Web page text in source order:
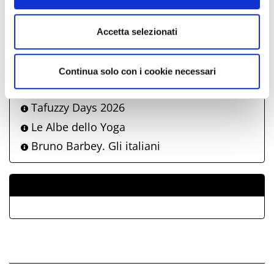
Accetta selezionati
Continua solo con i cookie necessari
Riccione Music City | Eiffel 65
Riccione Music City | Zero Assoluto
Riccione Family Show
Senza fine - Parole e libri sotto luna e
stelle di Riccione
Tafuzzy Days 2026
Le Albe dello Yoga
Bruno Barbey. Gli italiani